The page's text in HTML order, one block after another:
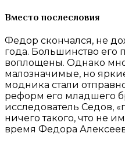
Вместо послесловия
Федор скончался, не
года. Большинство его
воплощены. Однако
малозначимые, но
модника стали
реформ его младшего
исследователь Седов,
ничего такого, что не
время Федора